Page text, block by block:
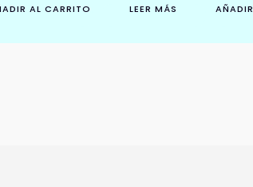
AL CARRITO LEER MÁS